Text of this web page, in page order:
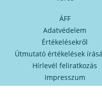
ÁFF
Adatvédelem
Értékelésekről
Útmutató értékelések
Hírlevél feliratkozás
Impresszum